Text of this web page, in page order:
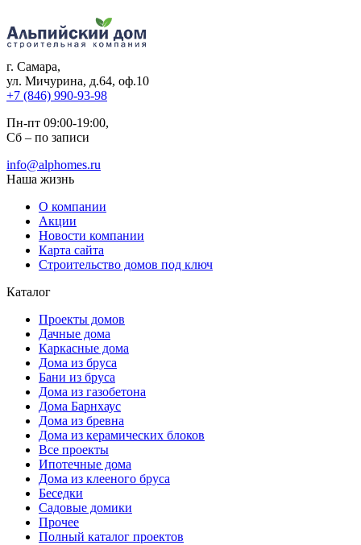
г. Самара,
ул. Мичурина, д.64, оф.10
+7 (846) 990-93-98
Пн-пт 09:00-19:00,
Сб – по записи
info@alphomes.ru
Наша жизнь
О компании
Акции
Новости компании
Карта сайта
Строительство домов под ключ
Каталог
Проекты домов
Дачные дома
Каркасные дома
Дома из бруса
Бани из бруса
Дома из газобетона
Дома Барнхаус
Дома из бревна
Дома из керамических блоков
Все проекты
Ипотечные дома
Дома из клееного бруса
Беседки
Садовые домики
Прочее
Полный каталог проектов